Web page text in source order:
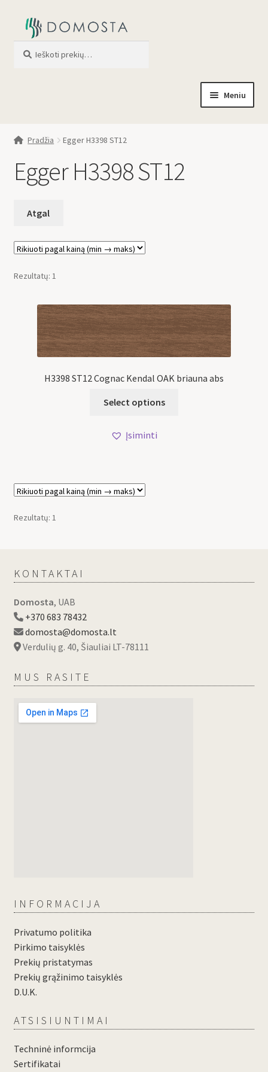
Meniu
Apie mus
Profilis
Pradžia Egger H3398 ST12
Egger H3398 ST12
Rezultatų: 1
H3398 ST12 Cognac Kendal OAK briauna abs
Select options
Įsiminti
Rezultatų: 1
KONTAKTAI
Domosta, UAB
+370 683 78432
domosta@domosta.lt
Verdulių g. 40, Šiauliai LT-78111
MUS RASITE
INFORMACIJA
Privatumo politika
Pirkimo taisyklės
Prekių pristatymas
Prekių grąžinimo taisyklės
D.U.K.
ATSISIUNTIMAI
Techninė informcija
Sertifikatai